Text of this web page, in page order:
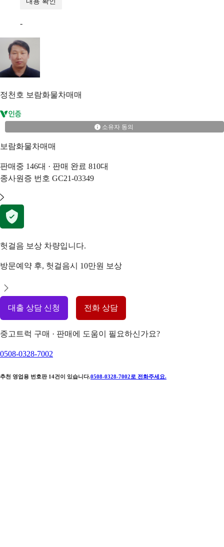
-
정천호 보람화물차매매
소유자 동의
보람화물차매매
판매중 146대 · 판매 완료 810대
종사원증 번호 GC21-03349
헛걸음 보상 차량입니다.
방문예약 후, 헛걸음시 10만원 보상
대출 상담 신청 전화 상담
중고트럭 구매 · 판매에 도움이 필요하신가요?
0508-0328-7002
추천 영업용 번호판 14건이 있습니다.0508-0328-7002 로 전화주세요.